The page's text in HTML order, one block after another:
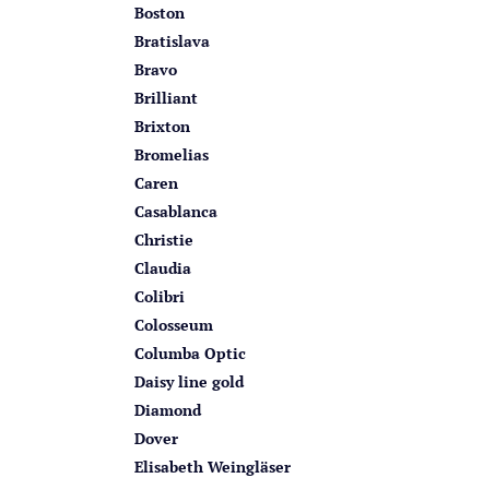
Boston
Bratislava
Bravo
Brilliant
Brixton
Bromelias
Caren
Casablanca
Christie
Claudia
Colibri
Colosseum
Columba Optic
Daisy line gold
Diamond
Dover
Elisabeth Weingläser